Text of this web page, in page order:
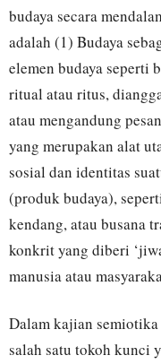
budaya secara
adalah (1) Budaya
elemen budaya seperti
ritual atau ritus,
atau mengandung
yang merupakan alat
sosial dan identitas
(produk budaya),
kendang, atau busana
konkrit yang diberi
manusia atau
Dalam kajian semiotika
salah satu tokoh kunci